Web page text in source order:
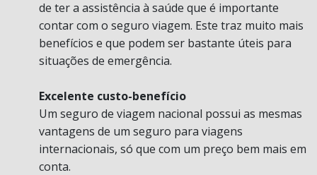
de ter a assistência à saúde que é importante
contar com o seguro viagem. Este traz muito mais
benefícios e que podem ser bastante úteis para
situações de emergência.
Excelente custo-benefício
Um seguro de viagem nacional possui as mesmas
vantagens de um seguro para viagens
internacionais, só que com um preço bem mais em
conta.